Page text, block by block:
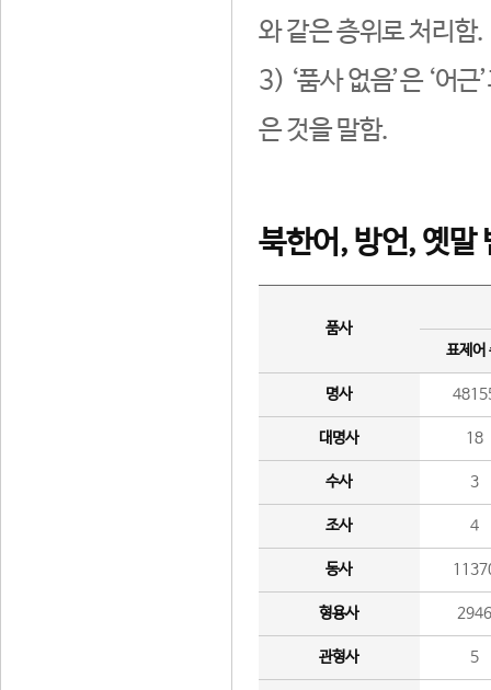
와 같은 층위로 처리함.
3) ‘품사 없음’은 ‘어
은 것을 말함.
북한어, 방언, 옛말
품사
표제어
명사
대명사 18
수사 3
조사 4
동사
형용사 2946
관형사 5